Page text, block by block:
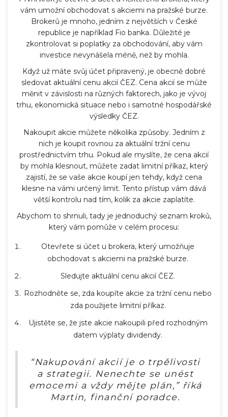
vám umožní obchodovat s akciemi na pražské burze.
Brokerů je mnoho, jedním z největších v České
republice je například Fio banka. Důležité je
zkontrolovat si poplatky za obchodování, aby vám
investice nevynášela méně, než by mohla.
Když už máte svůj účet připravený, je obecně dobré
sledovat aktuální cenu akcií ČEZ. Cena akcií se může
měnit v závislosti na různých faktorech, jako je vývoj
trhu, ekonomická situace nebo i samotné hospodářské
výsledky ČEZ.
Nakoupit akcie můžete několika způsoby. Jedním z
nich je koupit rovnou za aktuální tržní cenu
prostřednictvím trhu. Pokud ale myslíte, že cena akcií
by mohla klesnout, můžete zadat limitní příkaz, který
zajistí, že se vaše akcie koupí jen tehdy, když cena
klesne na vámi určený limit. Tento přístup vám dává
větší kontrolu nad tím, kolik za akcie zaplatíte.
Abychom to shrnuli, tady je jednoduchý seznam kroků,
který vám pomůže v celém procesu:
Otevřete si účet u brokera, který umožňuje
obchodovat s akciemi na pražské burze.
Sledujte aktuální cenu akcií ČEZ.
Rozhodněte se, zda koupíte akcie za tržní cenu nebo
zda použijete limitní příkaz.
Ujistěte se, že jste akcie nakoupili před rozhodným
datem výplaty dividendy.
“Nakupování akcií je o trpělivosti
a strategii. Nenechte se unést
emocemi a vždy mějte plán,” říká
Martin, finanční poradce.